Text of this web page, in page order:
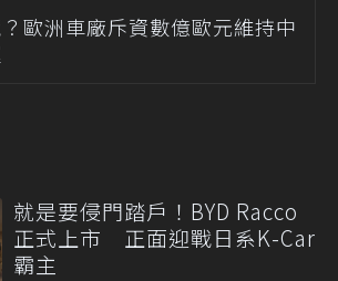
歐洲車廠斥資數億歐元維持中
就是要侵門踏戶！BYD Racco
正式上市 正面迎戰日系K-Car
霸主